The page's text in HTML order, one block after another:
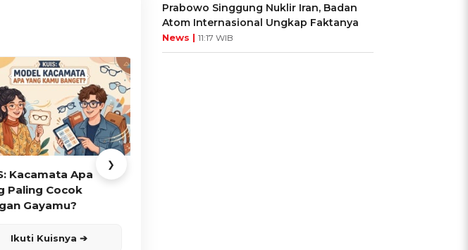
Kacamata Apa
Paling Cocok
Gayamu?
Ikuti Kuisnya ➔
❯
Prabowo Singgung Nuklir Iran, Badan
Atom Internasional Ungkap Faktanya
News | 11:17 WIB